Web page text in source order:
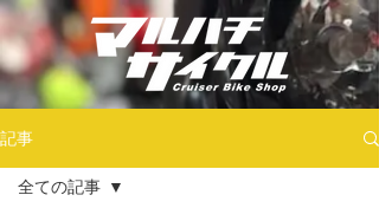
記事
全ての記事